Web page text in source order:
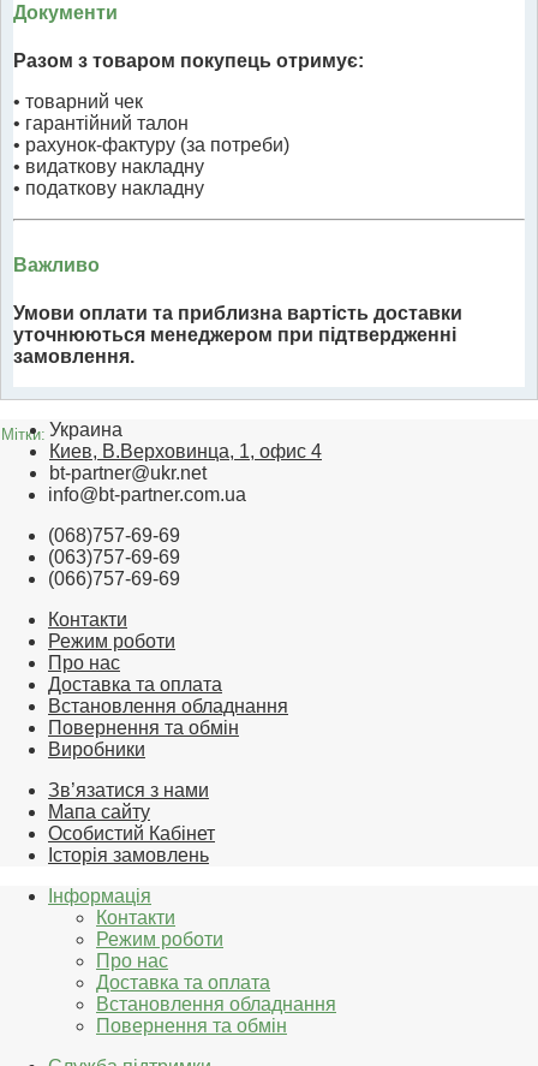
Документи
Разом з товаром покупець отримує:
• товарний чек
• гарантійний талон
• рахунок-фактуру (за потреби)
• видаткову накладну
• податкову накладну
Важливо
Умови оплати та приблизна вартість доставки
уточнюються менеджером при підтвердженні
замовлення.
Мітки: Украина
Киев, В.Верховинца, 1, офис 4
bt-partner@ukr.net
info@bt-partner.com.ua
(068)757-69-69
(063)757-69-69
(066)757-69-69
Контакти
Режим роботи
Про нас
Доставка та оплата
Встановлення обладнання
Повернення та обмін
Виробники
Зв’язатися з нами
Мапа сайту
Особистий Кабінет
Історія замовлень
Інформація
Контакти
Режим роботи
Про нас
Доставка та оплата
Встановлення обладнання
Повернення та обмін